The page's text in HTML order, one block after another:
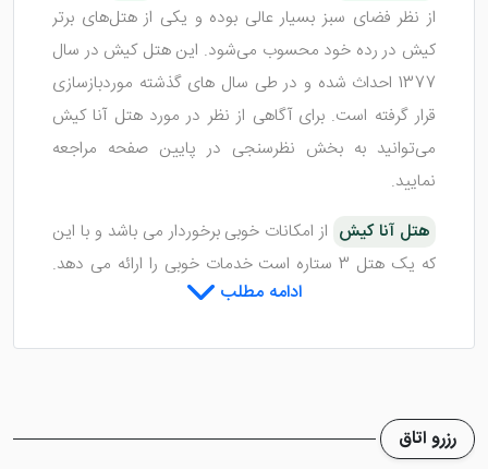
از نظر فضای سبز بسیار عالی بوده و یکی از هتل‌های برتر
کیش در رده خود محسوب می‌شود. این هتل کیش در سال
1377 احداث شده و در طی سال های گذشته موردبازسازی
قرار گرفته است. برای آگاهی از نظر در مورد هتل آنا کیش
می‌توانید به بخش نظرسنجی در پایین صفحه مراجعه
نمایید.
هتل آنا کیش از امکانات خوبی برخوردار می باشد و با این
که یک هتل 3 ستاره است خدمات خوبی را ارائه می دهد.
ورودی این هتل کیش بسیار زیبا بوده و شما عزیزان را محو
ادامه مطلب
رزرو اتاق